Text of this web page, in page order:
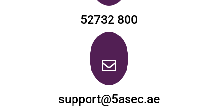
800 52732
support@5asec.ae